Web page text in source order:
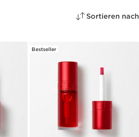
Sortieren nach
Bestseller